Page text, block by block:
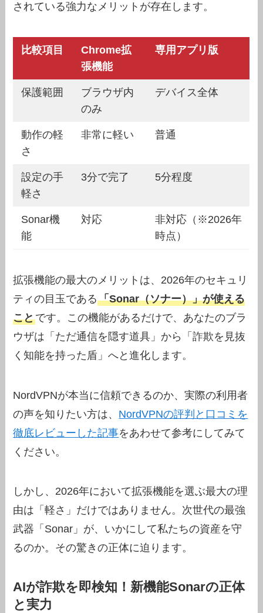
されている強力なメリットが存在します。
比較項目
Chrome拡
張機能
専用アプリ版
保護範囲
ブラウザ内
のみ
デバイス全体
動作の軽
さ
非常に軽い 普通
設定の手
軽さ
3分で完了 5分程度
Sonar機
能
対応
非対応（※2026年
時点）
拡張機能の最大のメリットは、2026年のセキュリ
ティの目玉である「Sonar（ソナー）」が使える
ことです。この機能があるだけで、あなたのブラ
ウザは「ただ通信を隠す道具」から「詐欺を見抜
く知能を持った盾」へと進化します。
NordVPNが本当に信頼できるのか、実際の利用者
の声を知りたい方は、 NordVPNの評判と口コミを
徹底レビューした記事をあわせて参考にしてみて
ください。
しかし、2026年において拡張機能を選ぶ最大の理
由は「軽さ」だけではありません。次世代の最強
武器「Sonar」が、いかにして私たちの資産を守
るのか。その驚きの正体に迫ります。
AIが詐欺を即検知！新機能Sonarの正体
と実力